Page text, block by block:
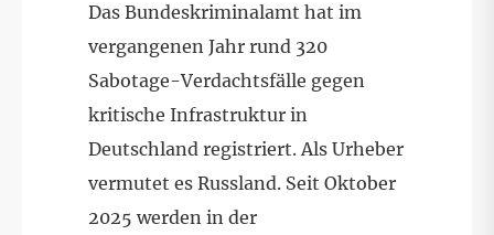
Das Bundeskriminalamt hat im
vergangenen Jahr rund 320
Sabotage-Verdachtsfälle gegen
kritische Infrastruktur in
Deutschland registriert. Als Urheber
vermutet es Russland. Seit Oktober
2025 werden in der